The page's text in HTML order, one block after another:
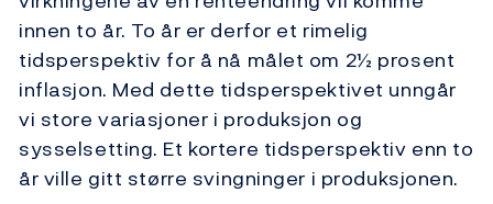
innen to år. To år er derfor et rimelig
tidsperspektiv for å nå målet om 2½ prosent
inflasjon. Med dette tidsperspektivet unngår
vi store variasjoner i produksjon og
sysselsetting. Et kortere tidsperspektiv enn to
år ville gitt større svingninger i produksjonen.